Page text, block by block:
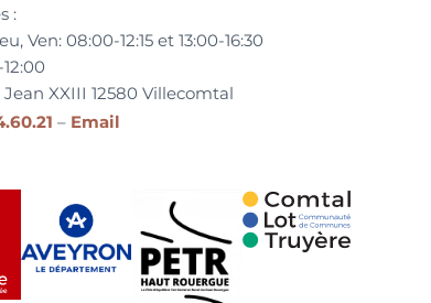
:
Ven: 08:00-12:15 et 13:00-16:30
Jean XXIII 12580 Villecomtal
– Email